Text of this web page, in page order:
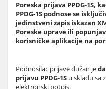
Poreska prijava PPDG-1S,
PPDG-1S podnose se
jedinstveni zapis iskazan
Poreske uprave ili
korisničke aplikacije na
Podnosilac prijave dužan je
prijavu PPDG-1S u skladu sa
elektronski potpis.